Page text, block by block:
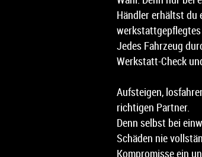
Händler erhältst du
Jedes Fahrzeug
Werkstatt-Check
Aufsteigen,
richtigen Partner.
Denn selbst bei
Schäden nie
Kompromisse ein